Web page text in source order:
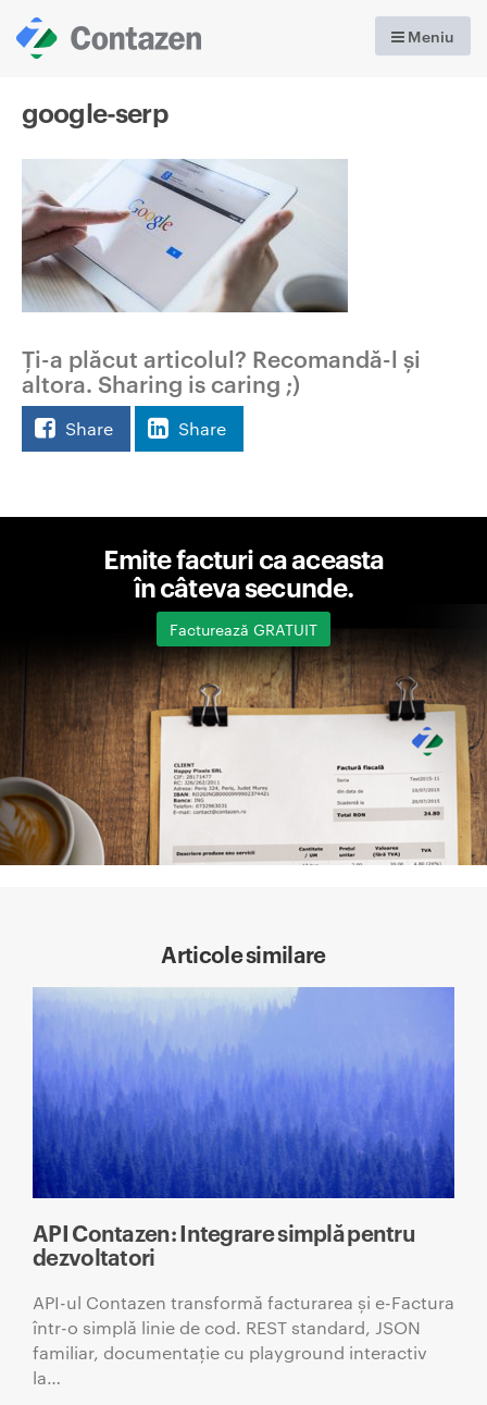
Meniu
google-serp
Ți-a plăcut articolul? Recomandă-l și
altora. Sharing is caring ;)
Share Share
Emite facturi ca aceasta
în câteva secunde.
Facturează GRATUIT
Articole similare
API Contazen: Integrare simplă pentru
dezvoltatori
API-ul Contazen transformă facturarea și e-Factura
într-o simplă linie de cod. REST standard, JSON
familiar, documentație cu playground interactiv
la…